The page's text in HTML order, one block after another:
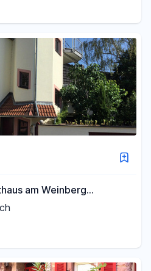
am Weinberg
freistehend